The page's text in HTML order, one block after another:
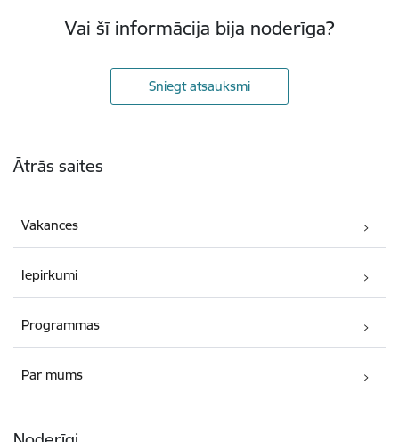
Vai šī informācija bija noderīga?
Sniegt atsauksmi
Ātrās saites
Vakances
Iepirkumi
Programmas
Par mums